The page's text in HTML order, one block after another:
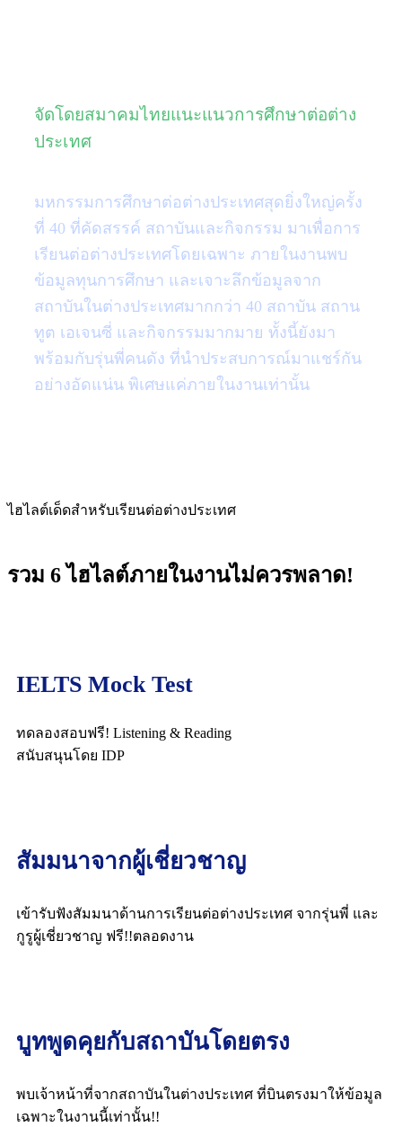
จัดโดยสมาคมไทยแนะแนวการศึกษาต่อต่าง
ประเทศ
มหกรรมการศึกษาต่อต่างประเทศสุดยิ่งใหญ่ครั้ง
ที่ 40 ที่คัดสรรค์ สถาบันและกิจกรรม มาเพื่อการ
เรียนต่อต่างประเทศโดยเฉพาะ ภายในงานพบ
ข้อมูลทุนการศึกษา และเจาะลึกข้อมูลจาก
สถาบันในต่างประเทศมากกว่า 40 สถาบัน สถาน
ทูต เอเจนซี่ และกิจกรรมมากมาย ทั้งนี้ยังมา
พร้อมกับรุ่นพี่คนดัง ที่นำประสบการณ์มาแชร์กัน
อย่างอัดแน่น พิเศษแค่ภายในงานเท่านั้น
ไฮไลต์เด็ดสำหรับเรียนต่อต่างประเทศ
รวม 6 ไฮไลต์ภายในงานไม่ควรพลาด!
IELTS Mock Test
ทดลองสอบฟรี! Listening & Reading
สนับสนุนโดย IDP
สัมมนาจากผู้เชี่ยวชาญ
เข้ารับฟังสัมมนาด้านการเรียนต่อต่างประเทศ จากรุ่นพี่ และ
กูรูผู้เชี่ยวชาญ ฟรี!!ตลอดงาน
บูทพูดคุยกับสถาบันโดยตรง
พบเจ้าหน้าที่จากสถาบันในต่างประเทศ ที่บินตรงมาให้ข้อมูล
เฉพาะในงานนี้เท่านั้น!!